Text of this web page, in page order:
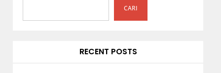
CARI
RECENT POSTS